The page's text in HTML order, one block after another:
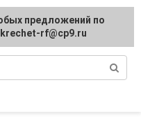
и методы
предложений по
krechet-rf@cp9.ru